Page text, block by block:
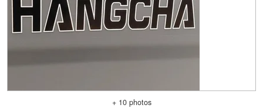
+ 10 photos